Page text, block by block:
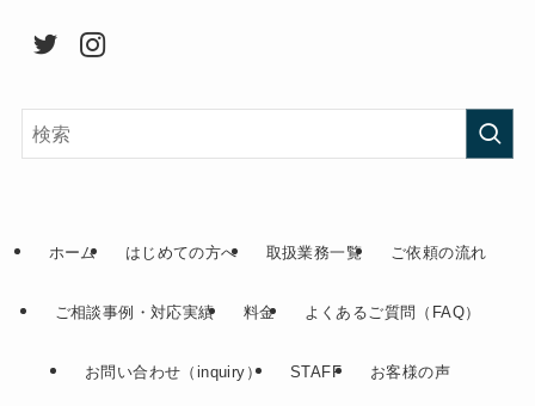
ホーム はじめての方へ 取扱業務一覧 ご依頼の流れ
ご相談事例・対応実績 料金 よくあるご質問（FAQ）
お問い合わせ（inquiry） STAFF お客様の声